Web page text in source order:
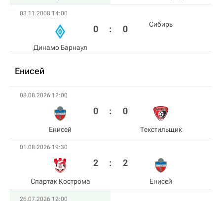
03.11.2008 14:00
Динамо Барнаул
0 : 0 Сибирь
Енисей
08.08.2026 12:00
Енисей
0 : 0
Текстильщик
01.08.2026 19:30
Спартак Кострома
2 : 2
Енисей
26.07.2026 12:00